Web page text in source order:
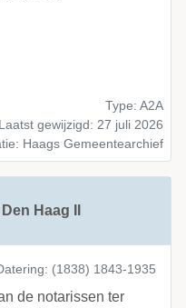
Type: A2A
Laatst gewijzigd: 27 juli 2026
Haags Gemeentearchief
Haag II
(1838) 1843-1935
de notarissen ter